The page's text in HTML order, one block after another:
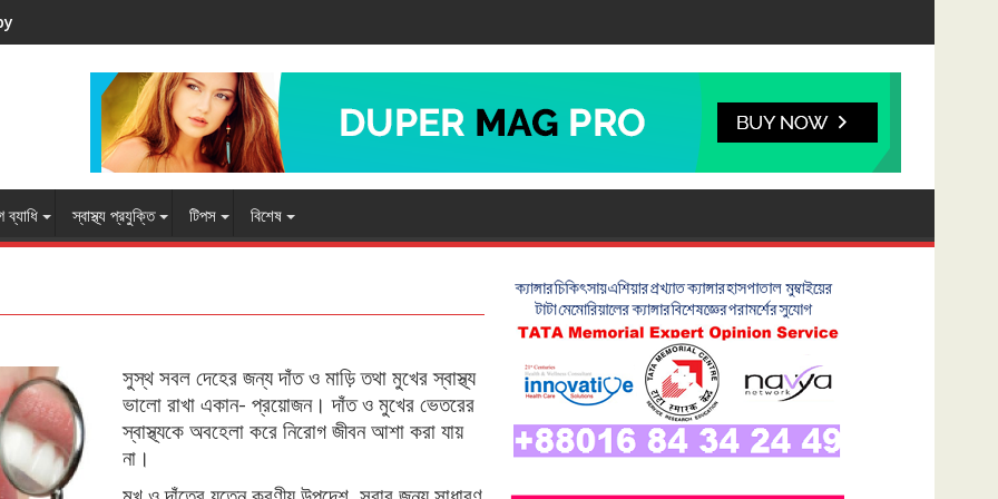
ব্যাধি স্বাস্থ্য প্রযুক্তি টিপস বিশেষ
সুস্থ সবল দেহের জন্য দাঁত ও মাড়ি তথা মুখের স্বাস্থ্য
ভালো রাখা একান- প্রয়োজন। দাঁত ও মুখের ভেতরের
স্বাস্থ্যকে অবহেলা করে নিরোগ জীবন আশা করা যায়
না।